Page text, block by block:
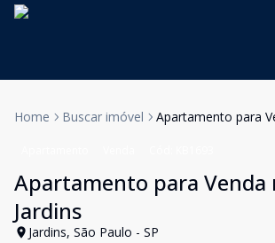
Home Buscar imóvel Apartamento para
Apartamento para Venda
Jardins
Jardins, São Paulo - SP